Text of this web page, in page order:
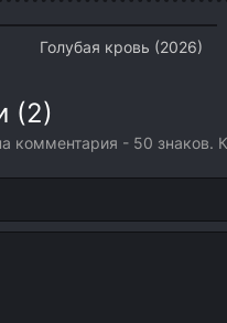
Голубая кровь (2026)
(2)
комментария - 50 знаков.